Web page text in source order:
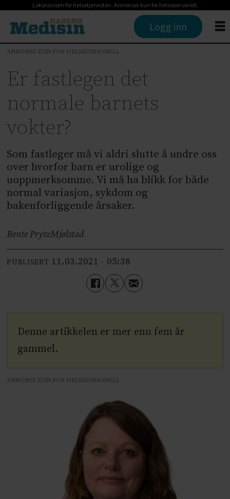
Lokalavisen for helsetjenesten. Annonser kun for helsepersonell.
Logg inn
ANNONSE KUN FOR HELSEPERSONELL
Er fastlegen det
normale barnets
vokter?
Som fastleger må vi aldri slutte å undre oss
over hvorfor barn er urolige og
uoppmerksomme. Vi må ha blikk for både
normal variasjon, sykdom og
bakenforliggende årsaker.
Bente PrytzMjølstad
PUBLISERT 11.03.2021 - 05:38
Denne artikkelen er mer enn fem år
gammel.
ANNONSE KUN FOR HELSEPERSONELL